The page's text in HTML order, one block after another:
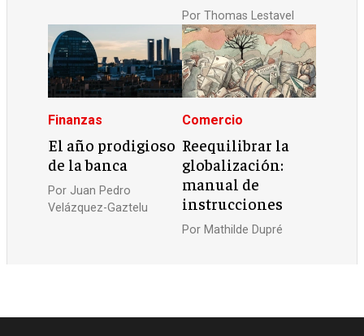
Por Thomas Lestavel
Finanzas
El año prodigioso
de la banca
Por Juan Pedro
Velázquez-Gaztelu
Comercio
Reequilibrar la
globalización:
manual de
instrucciones
Por Mathilde Dupré